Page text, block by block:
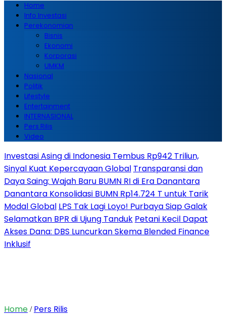
Home
Info Investasi
Perekonomian
Bisnis
Ekonomi
Korporasi
UMKM
Nasional
Politik
Lifestyle
Entertainment
INTERNASIONAL
Pers Rilis
Video
Investasi Asing di Indonesia Tembus Rp942 Triliun,
Sinyal Kuat Kepercayaan Global Transparansi dan
Daya Saing: Wajah Baru BUMN RI di Era Danantara
Danantara Konsolidasi BUMN Rp14.724 T untuk Tarik
Modal Global LPS Tak Lagi Loyo! Purbaya Siap Galak
Selamatkan BPR di Ujung Tanduk Petani Kecil Dapat
Akses Dana: DBS Luncurkan Skema Blended Finance
Inklusif
Home / Pers Rilis